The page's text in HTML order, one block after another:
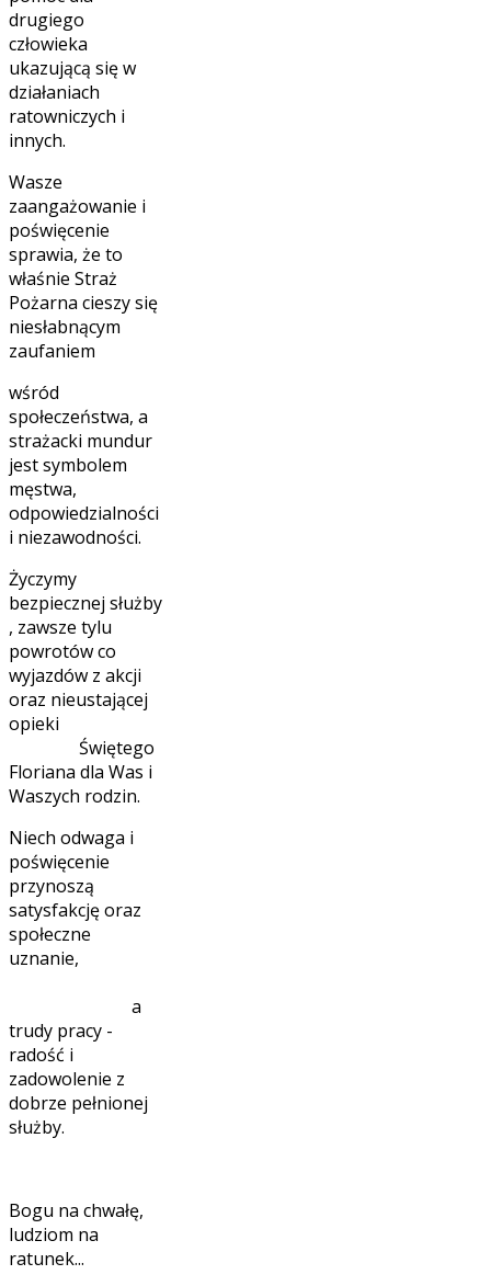
drugiego
człowieka
ukazującą się w
działaniach
ratowniczych i
innych.
Wasze
zaangażowanie i
poświęcenie
sprawia, że to
właśnie Straż
Pożarna cieszy się
niesłabnącym
zaufaniem
wśród
społeczeństwa, a
strażacki mundur
jest symbolem
męstwa,
odpowiedzialności
i niezawodności.
Życzymy
bezpiecznej służby
, zawsze tylu
powrotów co
wyjazdów z akcji
oraz nieustającej
opieki
Świętego
Floriana dla Was i
Waszych rodzin.
Niech odwaga i
poświęcenie
przynoszą
satysfakcję oraz
społeczne
uznanie,
a
trudy pracy -
radość i
zadowolenie z
dobrze pełnionej
służby.
Bogu na chwałę,
ludziom na
ratunek...